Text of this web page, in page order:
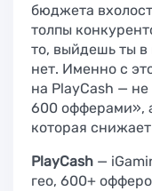
бюджета
толпы
то, выйдешь ты в
нет. Именно с
на PlayCash —
600 офферами»,
которая
PlayCash —
гео, 600+